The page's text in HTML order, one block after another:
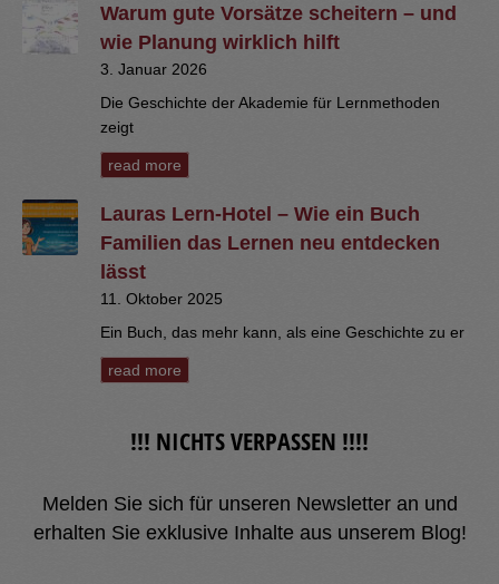
Warum gute Vorsätze scheitern – und
wie Planung wirklich hilft
3. Januar 2026
Die Geschichte der Akademie für Lernmethoden
zeigt
read more
Lauras Lern-Hotel – Wie ein Buch
Familien das Lernen neu entdecken
lässt
11. Oktober 2025
Ein Buch, das mehr kann, als eine Geschichte zu er
read more
!!! NICHTS VERPASSEN !!!!
Melden Sie sich für unseren Newsletter an und
erhalten Sie exklusive Inhalte aus unserem Blog!